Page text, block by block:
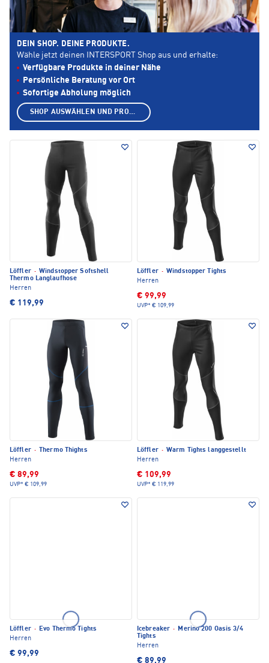
Löffler · Windstopper Softshell
Thermo Langlaufhose
Herren
€ 119,99
Löffler · Windstopper Tights
Herren
€ 99,99
UVP* € 109,99
Löffler ·
Thermo Thights
Herren
€ 89,99
UVP* € 109,99
Löffler · Warm Tights langgestellt
Herren
€ 109,99
UVP* € 119,99
Löffler · Evo Thermo Tights
Herren
€ 99,99
Icebreaker · Merino 200 Oasis 3/4
Tights
Herren
€ 89,99
DEIN SHOP. DEINE PRODUKTE.
Wähle jetzt deinen INTERSPORT Shop aus und erhalte:
Verfügbare Produkte in deiner Nähe
Persönliche Beratung vor Ort
Sofortige Abholung möglich
SHOP AUSWÄHLEN UND PRODUKTE ANZEIGEN